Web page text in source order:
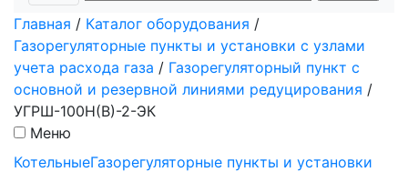
Главная / Каталог оборудования /
Газорегуляторные пункты и установки с узлами
учета расхода газа / Газорегуляторный пункт c
основной и резервной линиями редуцирования /
УГРШ-100Н(В)-2-ЭК
Меню
КотельныеГазорегуляторные пункты и установки